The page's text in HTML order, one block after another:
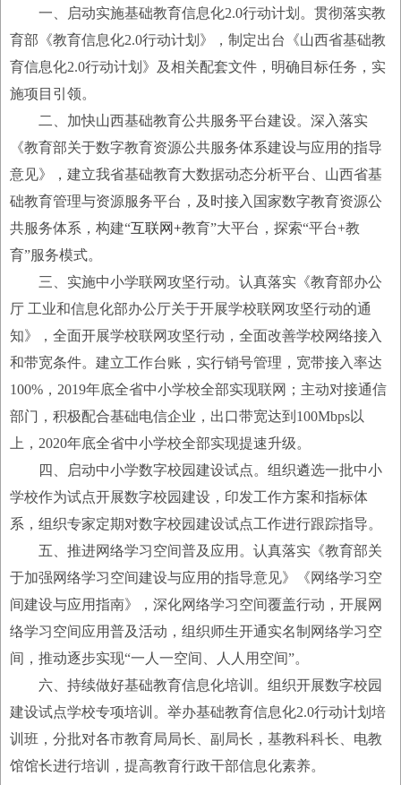
一、启动实施基础教育信息化2.0行动计划。贯彻落实教
育部《教育信息化2.0行动计划》，制定出台《山西省基础教
育信息化2.0行动计划》及相关配套文件，明确目标任务，实
施项目引领。
二、加快山西基础教育公共服务平台建设。深入落实
《教育部关于数字教育资源公共服务体系建设与应用的指导
意见》，建立我省基础教育大数据动态分析平台、山西省基
础教育管理与资源服务平台，及时接入国家数字教育资源公
共服务体系，构建“互联网+教育”大平台，探索“平台+教
育”服务模式。
三、实施中小学联网攻坚行动。认真落实《教育部办公
厅 工业和信息化部办公厅关于开展学校联网攻坚行动的通
知》，全面开展学校联网攻坚行动，全面改善学校网络接入
和带宽条件。建立工作台账，实行销号管理，宽带接入率达
100%，2019年底全省中小学校全部实现联网；主动对接通信
部门，积极配合基础电信企业，出口带宽达到100Mbps以
上，2020年底全省中小学校全部实现提速升级。
四、启动中小学数字校园建设试点。组织遴选一批中小
学校作为试点开展数字校园建设，印发工作方案和指标体
系，组织专家定期对数字校园建设试点工作进行跟踪指导。
五、推进网络学习空间普及应用。认真落实《教育部关
于加强网络学习空间建设与应用的指导意见》《网络学习空
间建设与应用指南》，深化网络学习空间覆盖行动，开展网
络学习空间应用普及活动，组织师生开通实名制网络学习空
间，推动逐步实现“一人一空间、人人用空间”。
六、持续做好基础教育信息化培训。组织开展数字校园
建设试点学校专项培训。举办基础教育信息化2.0行动计划培
训班，分批对各市教育局局长、副局长，基教科科长、电教
馆馆长进行培训，提高教育行政干部信息化素养。